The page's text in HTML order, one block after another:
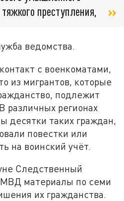
преступления,
ведомства.
с военкоматами,
из мигрантов, которые
подлежит
различных регионах
десятки таких граждан,
повестки или
на воинский учёт.
Следственный
МВД материалы по семи
их гражданства.